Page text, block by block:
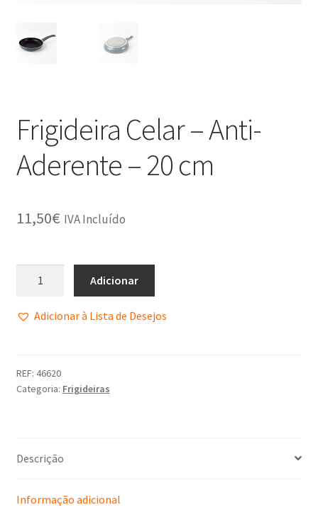
Frigideira Celar – Anti-
Aderente – 20 cm
11,50€ IVA Incluído
Adicionar
Adicionar à Lista de Desejos
REF: 46620
Categoria: Frigideiras
Descrição
Informação adicional